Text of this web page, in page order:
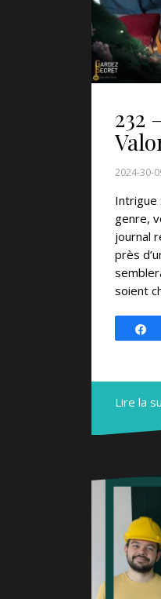
232
2024-30-
Intrigue
genre,
journal
près
soient
Lire la